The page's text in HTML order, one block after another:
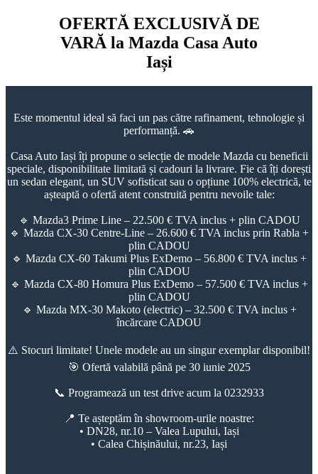
OFERTĂ EXCLUSIVĂ DE
VARĂ la Mazda Casa Auto
Iași
Este momentul ideal să faci un pas către rafinament, tehnologie și
performanță. 🚗
Casa Auto Iași îți propune o selecție de modele Mazda cu beneficii
speciale, disponibilitate limitată și cadouri la livrare. Fie că îți dorești
un sedan elegant, un SUV sofisticat sau o opțiune 100% electrică, te
așteaptă o ofertă atent construită pentru nevoile tale:
🔹 Mazda3 Prime Line – 22.500 € TVA inclus + plin CADOU
🔹 Mazda CX-30 Centre-Line – 26.600 € TVA inclus prin Rabla +
plin CADOU
🔹 Mazda CX-60 Takumi Plus ExDemo – 56.800 € TVA inclus +
plin CADOU
🔹 Mazda CX-80 Homura Plus ExDemo – 57.500 € TVA inclus +
plin CADOU
🔹 Mazda MX-30 Makoto (electric) – 32.500 € TVA inclus +
încărcare CADOU
⚠️ Stocuri limitate! Unele modele au un singur exemplar disponibil!
🎯 Ofertă valabilă până pe 30 iunie 2025
📞 Programează un test drive acum la 0232933
📍 Te așteptăm în showroom-urile noastre:
• DN28, nr.10 – Valea Lupului, Iași
• Calea Chișinăului, nr.23, Iași